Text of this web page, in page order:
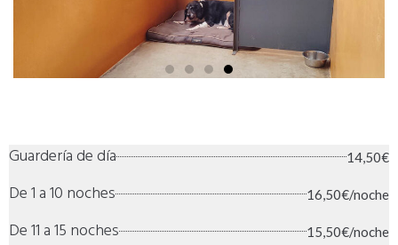
Guardería de día 14,50€
De 1 a 10 noches 16,50€/noche
De 11 a 15 noches 15,50€/noche